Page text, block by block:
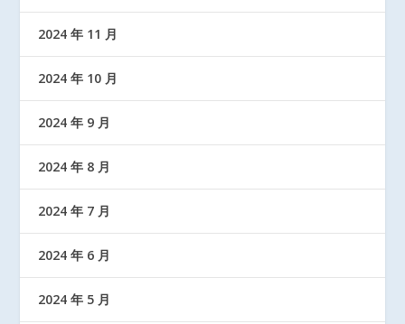
2024 年 11 月
2024 年 10 月
2024 年 9 月
2024 年 8 月
2024 年 7 月
2024 年 6 月
2024 年 5 月